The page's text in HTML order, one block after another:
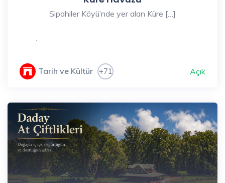
Sipahiler Köyü’nde yer alan Küre […]
,
Tarih ve Kültür +71 Açık